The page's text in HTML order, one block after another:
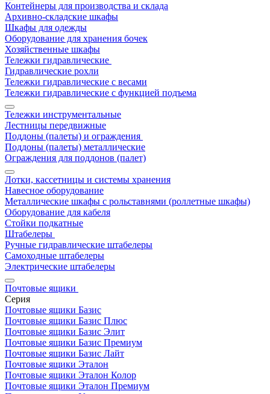
Контейнеры для производства и склада
Архивно-складские шкафы
Шкафы для одежды
Оборудование для хранения бочек
Хозяйственные шкафы
Тележки гидравлические
Гидравлические рохли
Тележки гидравлические с весами
Тележки гидравлические с функцией подъема
Тележки инструментальные
Лестницы передвижные
Поддоны (палеты) и ограждения
Поддоны (палеты) металлические
Ограждения для поддонов (палет)
Лотки, кассетницы и системы хранения
Навесное оборудование
Металлические шкафы с рольставнями (роллетные шкафы)
Оборудование для кабеля
Стойки подкатные
Штабелеры
Ручные гидравлические штабелеры
Самоходные штабелеры
Электрические штабелеры
Почтовые ящики
Серия
Почтовые ящики Базис
Почтовые ящики Базис Плюс
Почтовые ящики Базис Элит
Почтовые ящики Базис Премиум
Почтовые ящики Базис Лайт
Почтовые ящики Эталон
Почтовые ящики Эталон Колор
Почтовые ящики Эталон Премиум